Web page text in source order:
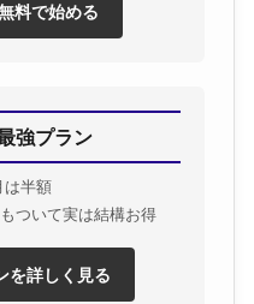
料で始める
強プラン
は半額
ついて実は結構お得
を詳しく見る